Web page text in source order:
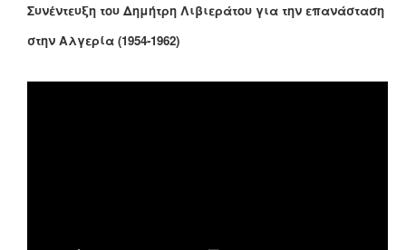
Συνέντευξη του Δημήτρη Λιβιεράτου για την επανάσταση
στην Αλγερία (1954-1962)